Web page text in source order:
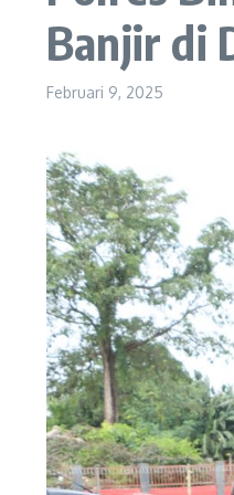
Banjir di
Februari 9, 2025